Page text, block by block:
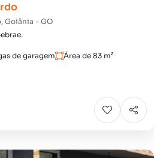
Goiânia - GO
de garagem Área de 83 m²